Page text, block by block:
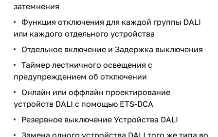
затемнения
Функция отключения для каждой группы DALI
или каждого отдельного устройства
Отдельное включение и Задержка выключения
Таймер лестничного освещения с
предупреждением об отключении
Онлайн или оффлайн проектирование
устройств DALI с помощью ETS-DCA
Резервное выключение Устройства DALI
Замена одного устройства DALI того же типа во